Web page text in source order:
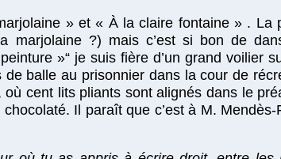
» et « À la claire fontaine » . La
marjolaine ?) mais c’est si bon de
»“ je suis fière d’un grand voilier
balle au prisonnier dans la cour de
cent lits pliants sont alignés dans le
Il paraît que c’est à M. Mendès-